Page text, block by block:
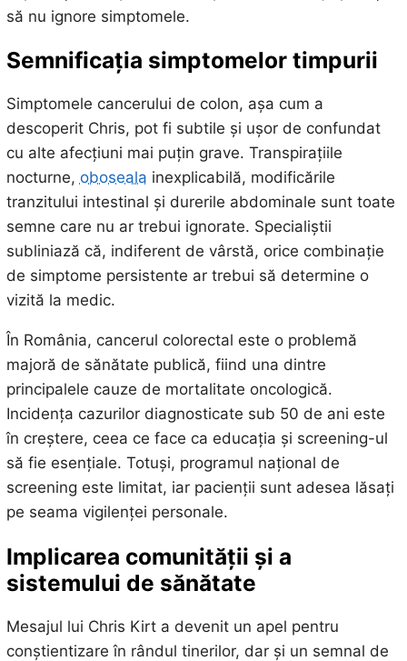
să nu ignore simptomele.
Semnificația simptomelor timpurii
Simptomele cancerului de colon, așa cum a
descoperit Chris, pot fi subtile și ușor de confundat
cu alte afecțiuni mai puțin grave. Transpirațiile
nocturne, oboseala inexplicabilă, modificările
tranzitului intestinal și durerile abdominale sunt toate
semne care nu ar trebui ignorate. Specialiștii
subliniază că, indiferent de vârstă, orice combinație
de simptome persistente ar trebui să determine o
vizită la medic.
În România, cancerul colorectal este o problemă
majoră de sănătate publică, fiind una dintre
principalele cauze de mortalitate oncologică.
Incidența cazurilor diagnosticate sub 50 de ani este
în creștere, ceea ce face ca educația și screening-ul
să fie esențiale. Totuși, programul național de
screening este limitat, iar pacienții sunt adesea lăsați
pe seama vigilenței personale.
Implicarea comunității și a
sistemului de sănătate
Mesajul lui Chris Kirt a devenit un apel pentru
conștientizare în rândul tinerilor, dar și un semnal de